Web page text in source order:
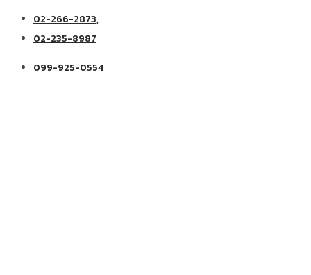
02-266-2873,
02-235-8987
099-925-0554